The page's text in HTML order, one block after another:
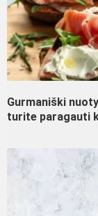
Gurmaniški
turite paragauti